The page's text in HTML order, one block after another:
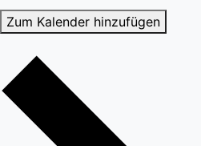
Zum Kalender hinzufügen